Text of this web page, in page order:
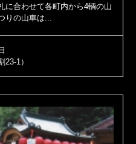
に合わせて各町内から4輌の山
りの山車は...
1）